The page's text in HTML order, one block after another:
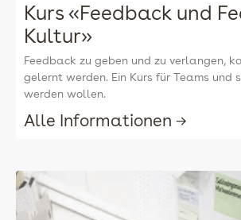
Kurs «Feedback und
Kultur»
Feedback zu geben und zu verlangen,
gelernt werden. Ein Kurs für Teams und
werden wollen.
Alle Informationen →